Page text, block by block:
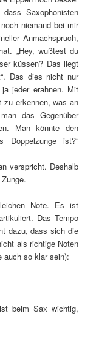
Saxophonisten
niemand bei mir
Anmachspruch,
„Hey, wußtest du
küssen? Das liegt
Das dies nicht nur
jeder erahnen. Mit
erkennen, was an
das Gegenüber
Man könnte den
ist?“
verspricht. Deshalb
Note. Es ist
Das Tempo
dazu, dass sich die
als richtige Noten
auch so klar sein):
beim Sax wichtig,